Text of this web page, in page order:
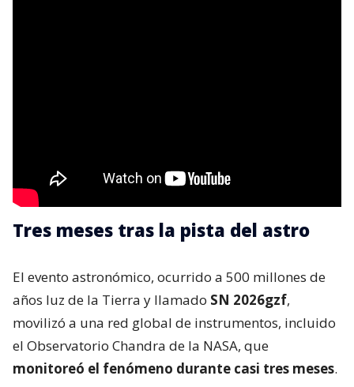
Tres meses tras la pista del astro
El evento astronómico, ocurrido a 500 millones de
años luz de la Tierra y llamado SN 2026gzf,
movilizó a una red global de instrumentos, incluido
el Observatorio Chandra de la NASA, que
monitoreó el fenómeno durante casi tres meses.